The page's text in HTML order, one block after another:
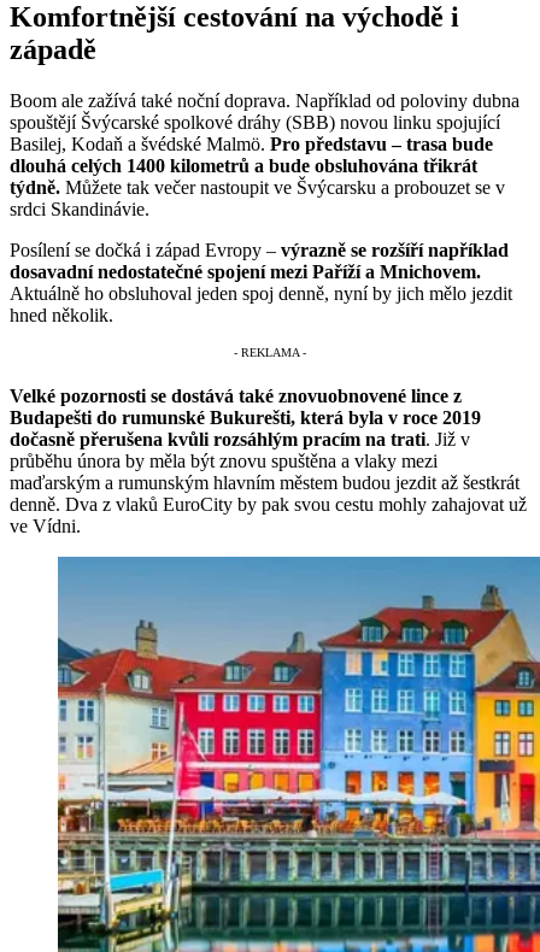
Komfortnější cestování na východě i
západě
Boom ale zažívá také noční doprava. Například od poloviny dubna
spouštějí Švýcarské spolkové dráhy (SBB) novou linku spojující
Basilej, Kodaň a švédské Malmö. Pro představu – trasa bude
dlouhá celých 1400 kilometrů a bude obsluhována třikrát
týdně. Můžete tak večer nastoupit ve Švýcarsku a probouzet se v
srdci Skandinávie.
Posílení se dočká i západ Evropy – výrazně se rozšíří například
dosavadní nedostatečné spojení mezi Paříží a Mnichovem.
Aktuálně ho obsluhoval jeden spoj denně, nyní by jich mělo jezdit
hned několik.
Velké pozornosti se dostává také znovuobnovené lince z
Budapešti do rumunské Bukurešti, která byla v roce 2019
dočasně přerušena kvůli rozsáhlým pracím na trati. Již v
průběhu února by měla být znovu spuštěna a vlaky mezi
maďarským a rumunským hlavním městem budou jezdit až šestkrát
denně. Dva z vlaků EuroCity by pak svou cestu mohly zahajovat už
ve Vídni.